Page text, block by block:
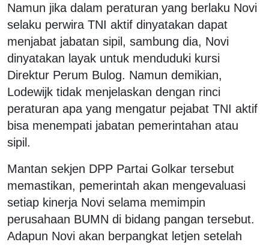
Namun jika dalam peraturan yang berlaku Novi
selaku perwira TNI aktif dinyatakan dapat
menjabat jabatan sipil, sambung dia, Novi
dinyatakan layak untuk menduduki kursi
Direktur Perum Bulog. Namun demikian,
Lodewijk tidak menjelaskan dengan rinci
peraturan apa yang mengatur pejabat TNI aktif
bisa menempati jabatan pemerintahan atau
sipil.
Mantan sekjen DPP Partai Golkar tersebut
memastikan, pemerintah akan mengevaluasi
setiap kinerja Novi selama memimpin
perusahaan BUMN di bidang pangan tersebut.
Adapun Novi akan berpangkat letjen setelah